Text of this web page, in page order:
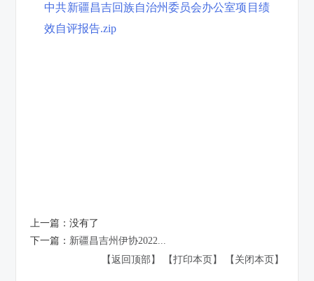
中共新疆昌吉回族自治州委员会办公室项目绩
效自评报告.zip
上一篇：没有了
下一篇： 新疆昌吉州伊协2022...
【返回顶部】
【打印本页】 【关闭本页】